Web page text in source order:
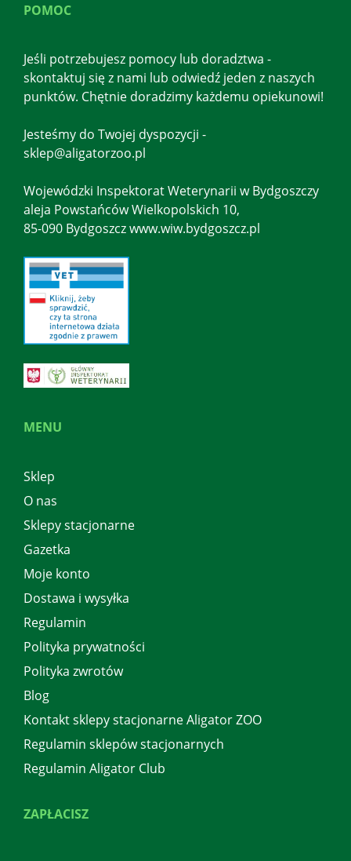
MENU
Sklep
O nas
Sklepy stacjonarne
Gazetka
Moje konto
Dostawa i wysyłka
Regulamin
Polityka prywatności
Polityka zwrotów
Blog
Kontakt sklepy stacjonarne Aligator ZOO
Regulamin sklepów stacjonarnych
Regulamin Aligator Club
ZAPŁACISZ
POMOC
Jeśli potrzebujesz pomocy lub doradztwa -
skontaktuj się z nami lub odwiedź jeden z naszych
punktów. Chętnie doradzimy każdemu opiekunowi!
Jesteśmy do Twojej dyspozycji -
sklep@aligatorzoo.pl
Wojewódzki Inspektorat Weterynarii w Bydgoszczy
aleja Powstańców Wielkopolskich 10,
85-090 Bydgoszcz www.wiw.bydgoszcz.pl